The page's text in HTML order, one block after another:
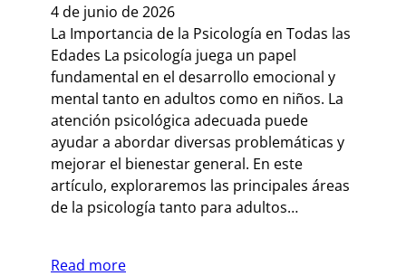
4 de junio de 2026
La Importancia de la Psicología en Todas las
Edades La psicología juega un papel
fundamental en el desarrollo emocional y
mental tanto en adultos como en niños. La
atención psicológica adecuada puede
ayudar a abordar diversas problemáticas y
mejorar el bienestar general. En este
artículo, exploraremos las principales áreas
de la psicología tanto para adultos…
Read more